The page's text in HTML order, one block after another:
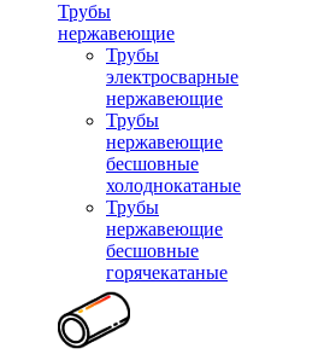
Трубы
нержавеющие
Трубы
электросварные
нержавеющие
Трубы
нержавеющие
бесшовные
холоднокатаные
Трубы
нержавеющие
бесшовные
горячекатаные